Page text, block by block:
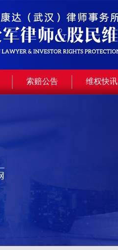
索赔公告 维权快讯